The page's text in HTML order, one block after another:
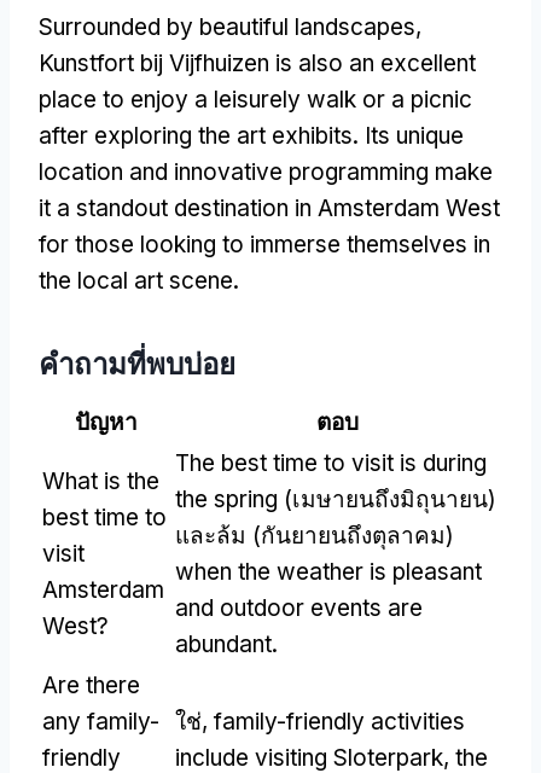
Surrounded by beautiful landscapes,
Kunstfort bij Vijfhuizen is also an excellent
place to enjoy a leisurely walk or a picnic
after exploring the art exhibits. Its unique
location and innovative programming make
it a standout destination in Amsterdam West
for those looking to immerse themselves in
the local art scene.
คําถามที่พบบ่อย
ปัญหา ตอบ
What is the
best time to
visit
Amsterdam
West?
The best time to visit is during
the spring (เมษายนถึงมิถุนายน)
และล้ม (กันยายนถึงตุลาคม)
when the weather is pleasant
and outdoor events are
abundant.
Are there
any family-
friendly
ใช่, family-friendly activities
include visiting Sloterpark, the